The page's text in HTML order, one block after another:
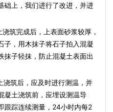
础上，我们进行了改进，并进
筑完成后，上表面砂浆较厚，
子，用木抹子将石子拍入混凝
抹子轻抹，防止混凝土表面出
筑后，应及时进行测温，并
凝土浇筑前，应埋设测温导
跟踪连续测量，24小时内每2